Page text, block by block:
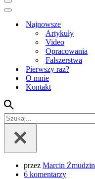
Menu
nawigacji
Menu
nawigacjiNajnowsze
Artykuły
Video
Opracowania
Fałszerstwa
Pierwszy raz?
O mnie
Kontakt
Szukaj...
przez Marcin Żmudzin
6 komentarzy